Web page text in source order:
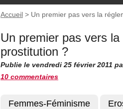
Accueil > Un premier pas vers la
Un premier pas vers
prostitution ?
Publie le vendredi 25 février 2011
10 commentaires
Femmes-Féminisme